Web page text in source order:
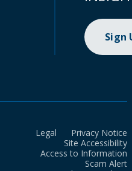
Sign
Legal
Privacy Notice
Site Accessibility
Access to Information
Scam Alert